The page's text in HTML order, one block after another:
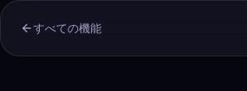
すべての機能